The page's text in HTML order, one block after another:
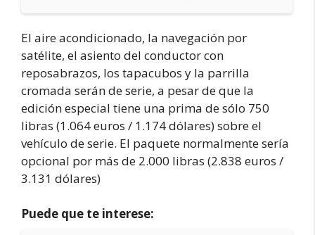
El aire acondicionado, la navegación por
satélite, el asiento del conductor con
reposabrazos, los tapacubos y la parrilla
cromada serán de serie, a pesar de que la
edición especial tiene una prima de sólo 750
libras (1.064 euros / 1.174 dólares) sobre el
vehículo de serie. El paquete normalmente sería
opcional por más de 2.000 libras (2.838 euros /
3.131 dólares)
Puede que te interese: